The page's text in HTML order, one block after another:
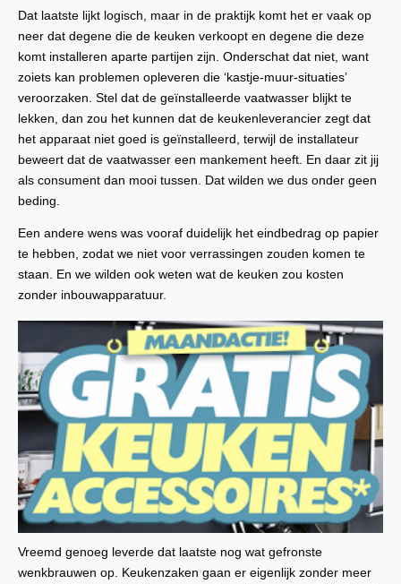
Dat laatste lijkt logisch, maar in de praktijk komt het er vaak op
neer dat degene die de keuken verkoopt en degene die deze
komt installeren aparte partijen zijn. Onderschat dat niet, want
zoiets kan problemen opleveren die ‘kastje-muur-situaties’
veroorzaken. Stel dat de geïnstalleerde vaatwasser blijkt te
lekken, dan zou het kunnen dat de keukenleverancier zegt dat
het apparaat niet goed is geïnstalleerd, terwijl de installateur
beweert dat de vaatwasser een mankement heeft. En daar zit jij
als consument dan mooi tussen. Dat wilden we dus onder geen
beding.
Een andere wens was vooraf duidelijk het eindbedrag op papier
te hebben, zodat we niet voor verrassingen zouden komen te
staan. En we wilden ook weten wat de keuken zou kosten
zonder inbouwapparatuur.
Vreemd genoeg leverde dat laatste nog wat gefronste
wenkbrauwen op. Keukenzaken gaan er eigenlijk zonder meer